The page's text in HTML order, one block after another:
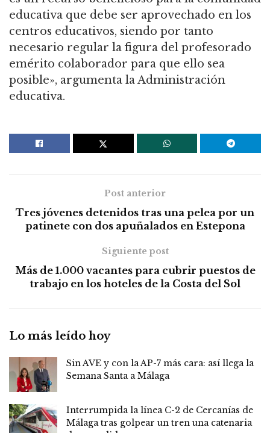
educativa que debe ser aprovechado en los
centros educativos, siendo por tanto
necesario regular la figura del profesorado
emérito colaborador para que ello sea
posible», argumenta la Administración
educativa.
Post anterior
Tres jóvenes detenidos tras una pelea por un
patinete con dos apuñalados en Estepona
Siguiente post
Más de 1.000 vacantes para cubrir puestos de
trabajo en los hoteles de la Costa del Sol
Lo más leído hoy
Sin AVE y con la AP-7 más cara: así llega la
Semana Santa a Málaga
Interrumpida la línea C-2 de Cercanías de
Málaga tras golpear un tren una catenaria